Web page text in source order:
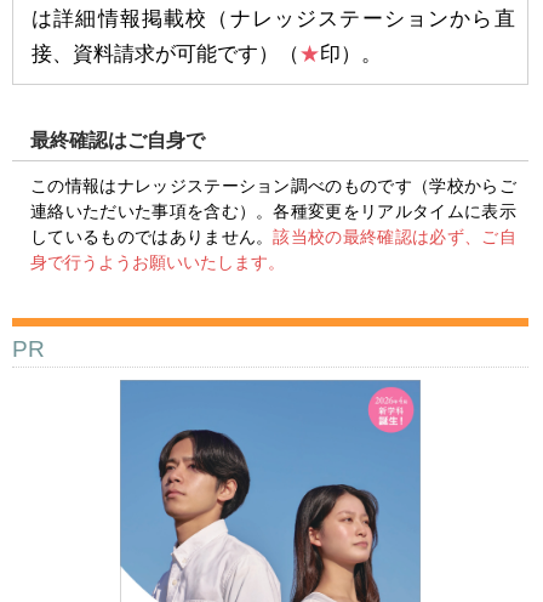
は詳細情報掲載校（ナレッジステーションから直
接、資料請求が可能です）（★印）。
最終確認はご自身で
この情報はナレッジステーション調べのものです（学校からご
連絡いただいた事項を含む）。各種変更をリアルタイムに表示
しているものではありません。該当校の最終確認は必ず、ご自
身で行うようお願いいたします。
PR